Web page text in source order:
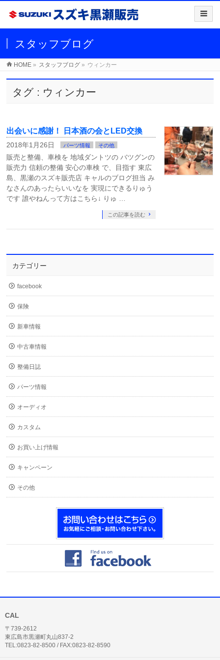
スタッフブログ
HOME » スタッフブログ » ウィンカー
タグ : ウィンカー
出会いに感謝！ 日本酒の会とLED交換
2018年1月26日 パーツ情報 その他
販売と整備、車検を 地域ダントツの バツグンの
販売力 信頼の整備 安心の車検 で、目指す 東広
島、黒瀬のスズキ販売店 キャルのブログ担当 み
なさんのあったらいいなを 実現にできるりゅう
です 誰やねんって方はこちら↓ りゅ …
この記事を読む
カテゴリー
facebook
保険
新車情報
中古車情報
整備日誌
パーツ情報
オーディオ
カスタム
お買い上げ情報
キャンペーン
その他
CAL
〒739-2612
東広島市黒瀬町丸山837-2
TEL:0823-82-8500 / FAX:0823-82-8590